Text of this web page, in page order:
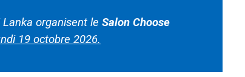
Lanka organisent le Salon Choose
19 octobre 2026.